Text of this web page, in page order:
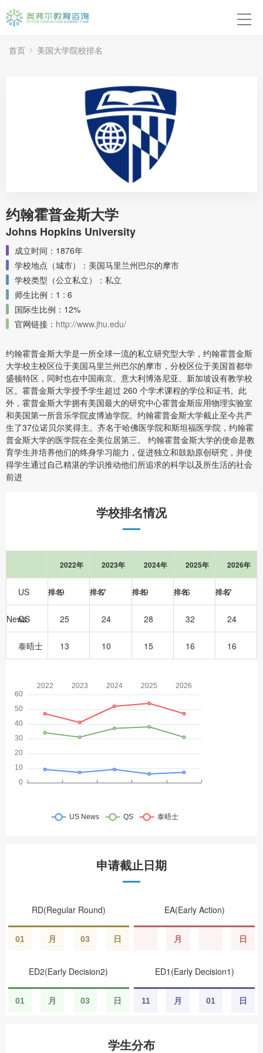
转学申请
背景提升
留学紧急应对
首页 美国大学院校排名
约翰霍普金斯大学
Johns Hopkins University
成立时间：1876年
学校地点（城市）：美国马里兰州巴尔的摩市
学校类型（公立私立）：私立
师生比例：1 : 6
国际生比例：12%
官网链接： http://www.jhu.edu/
约翰霍普金斯大学是一所全球一流的私立研究型大学，约翰霍普金斯
大学校主校区位于美国马里兰州巴尔的摩市，分校区位于美国首都华
盛顿特区，同时也在中国南京、意大利博洛尼亚、新加坡设有教学校
区。霍普金斯大学授予学生超过 260 个学术课程的学位和证书。此
外，霍普金斯大学拥有美国最大的研究中心霍普金斯应用物理实验室
和美国第一所音乐学院皮博迪学院。约翰霍普金斯大学截止至今共产
生了37位诺贝尔奖得主。齐名于哈佛医学院和斯坦福医学院，约翰霍
普金斯大学的医学院在全美位居第三。 约翰霍普金斯大学的使命是教
育学生并培养他们的终身学习能力，促进独立和鼓励原创研究，并使
得学生通过自己精湛的学识推动他们所追求的科学以及所生活的社会
前进
学校排名情况
US
News
QS
泰晤士
2022年
排名9
25
13
2023年
排名7
24
10
2024年
排名9
28
15
2025年
排名6
32
16
2026年
排名7
24
16
申请截止日期
RD(Regular Round)
01 月 03 日
EA(Early Action)
月 日
ED2(Early Decision2)
01 月 03 日
ED1(Early Decision1)
11 月 01 日
学生分布